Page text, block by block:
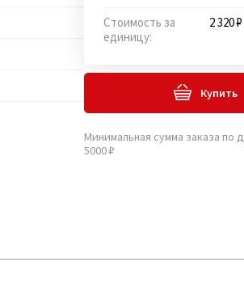
Стоимость за
единицу:
2 320 ₽
Купить
Минимальная сумма заказа по
5000 ₽